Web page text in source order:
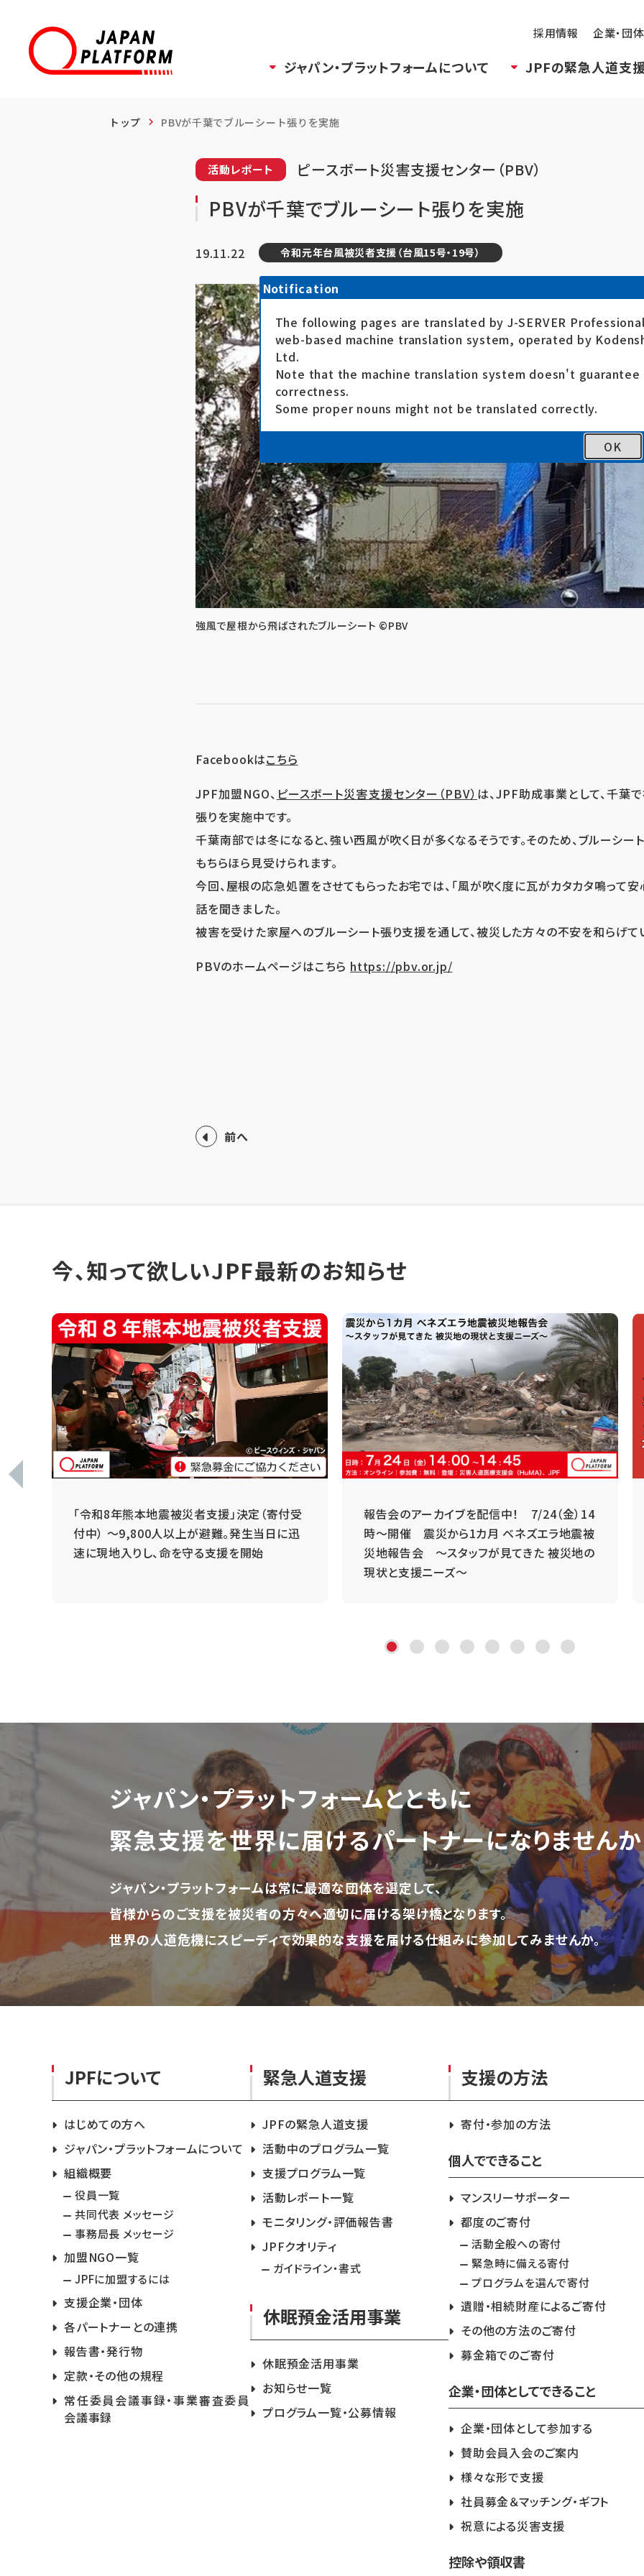
採用情報 企業・団
ジャパン・プラットフォームについて JPFの緊急人道支
トップ PBVが千葉でブルーシート張りを実施
活動レポート ピースボート災害支援センター（PBV）
PBVが千葉でブルーシート張りを実施
19.11.22 令和元年台風被災者支援（台風15号・19号）
強風で屋根から飛ばされたブルーシート ©PBV
Facebookはこちら
JPF加盟NGO、 ピースボート災害支援センター（PBV） は、JPF助成事業として、千葉
張りを実施中です。
千葉南部では冬になると、強い西風が吹く日が多くなるそうです。そのため、ブルーシー
もちらほら見受けられます。
今回、屋根の応急処置をさせてもらったお宅では、「風が吹く度に瓦がカタカタ鳴って安
話を聞きました。
被害を受けた家屋へのブルーシート張り支援を通して、被災した方々の不安を和らげて
PBVのホームページはこちら https://pbv.or.jp/
前へ
今、知って欲しいJPF最新のお知らせ
「令和8年熊本地震被災者支援」決定（寄付受
付中） ～9,800人以上が避難。発生当日に迅
速に現地入りし、命を守る支援を開始
報告会のアーカイブを配信中！ 7/24（金）14
時～開催 震災から1カ月 ベネズエラ地震被
災地報告会 ～スタッフが見てきた 被災地の
現状と支援ニーズ～
ジャパン・プラットフォームとともに
緊急支援を世界に届けるパートナーになりませんか
ジャパン・プラットフォームは常に最適な団体を選定して、
皆様からのご支援を被災者の方々へ適切に届ける架け橋となります。
世界の人道危機にスピーディで効果的な支援を届ける仕組みに参加してみませんか。
JPFについて
はじめての方へ
ジャパン・プラットフォームについて
組織概要
役員一覧
共同代表 メッセージ
事務局長 メッセージ
加盟NGO一覧
JPFに加盟するには
支援企業・団体
各パートナーとの連携
報告書・発行物
定款・その他の規程
常任委員会議事録・事業審査委員
会議事録
緊急人道支援
JPFの緊急人道支援
活動中のプログラム一覧
支援プログラム一覧
活動レポート一覧
モニタリング・評価報告書
JPFクオリティ
ガイドライン・書式
休眠預金活用事業
休眠預金活用事業
お知らせ一覧
プログラム一覧・公募情報
支援の方法
寄付・参加の方法
個人でできること
マンスリーサポーター
都度のご寄付
活動全般への寄付
緊急時に備える寄付
プログラムを選んで寄付
遺贈・相続財産によるご寄付
その他の方法のご寄付
募金箱でのご寄付
企業・団体としてできること
企業・団体として参加する
賛助会員入会のご案内
様々な形で支援
社員募金＆マッチング・ギフト
祝意による災害支援
控除や領収書
Notification
The following pages are translated by J-SERVER
web-based machine translation system, operated by
Ltd.
Note that the machine translation system doesn't guarantee
correctness.
Some proper nouns might not be translated correctly.
OK